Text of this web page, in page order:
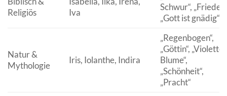
Religiös
Iva
Schwur“,
„Gott ist gnädig“
Natur &
Mythologie
Iris, Iolanthe, Indira
„Regenbogen“,
„Göttin“, „Violette
Blume“,
„Schönheit“,
„Pracht“